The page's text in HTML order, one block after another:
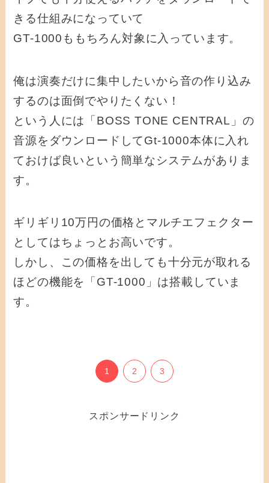
きる仕組みになっていて
GT-1000ももちろん対象に入っています。
俺は演奏だけに集中したいから音の作り込み
するのは面倒でやりたくない！
という人には「BOSS TONE CENTRAL」の
音源をダウンロードしてGt-1000本体に入れ
ておけば良いという簡単なシステムがありま
す。
ギリギリ10万円の価格とマルチエフェクター
としてはちょっとお高いです。
しかし、この価格を出しても十分元が取れる
ほどの機能を「GT-1000」は搭載していま
す。
1 2 3
スポンサードリンク